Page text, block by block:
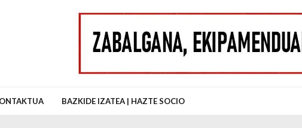
Auzo Elkartea
BAZKIDE IZATEA | HAZTE SOCIO